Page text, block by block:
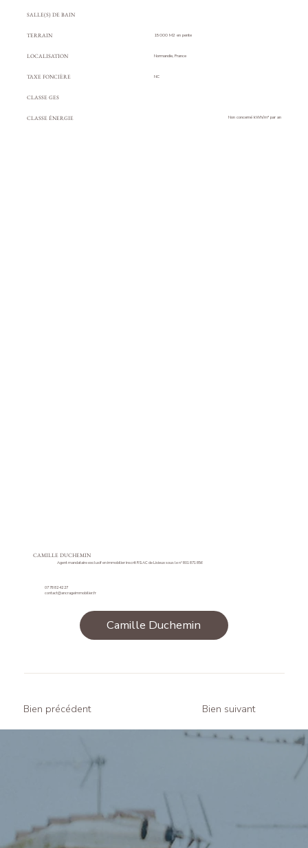
CAMILLE DUCHEMIN
Agent mandataire exclusif en immobilier inscrit RSAC de Lisieux sous le n° 801 871 856
07 78 82 42 27
contact@ancrageimmobilier.fr
Camille Duchemin
Bien précédent Bien suivant
SALLE(S) DE BAIN
TERRAIN
LOCALISATION
TAXE FONCIÈRE
CLASSE GES
CLASSE ÉNERGIE
15000 M2 en pente
Normandie, France
NC
Non concerné kWh/m² par an